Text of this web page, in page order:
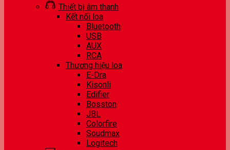
Thiết bị âm thanh
Kết nối loa
Bluetooth
USB
AUX
RCA
Thương hiệu loa
E-Dra
Kisonli
Edifier
Bosston
JBL
Colorfire
Soudmax
Logitech